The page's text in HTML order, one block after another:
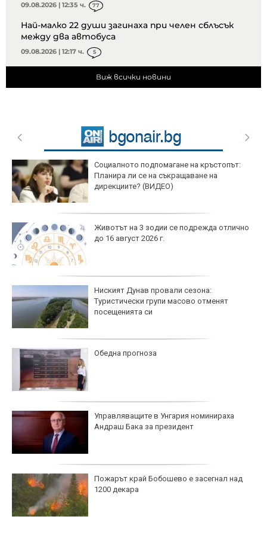
09.08.2026 | 12:35 ч. 77
Най-малко 22 души загинаха при челен сблъсък
между два автобуса
09.08.2026 | 12:17 ч. 5
Виж всички новини
Социалното подпомагане на кръстопът:
Планира ли се на съкращаване на
дирекциите? (ВИДЕО)
Животът на 3 зодии се подрежда отлично
до 16 август 2026 г.
Ниският Дунав провали сезона:
Туристически групи масово отменят
посещенията си
Обедна прогноза
Управляващите в Унгария номинираха
Андраш Бака за президент
Пожарът край Бобошево е засегнал над
1200 декара